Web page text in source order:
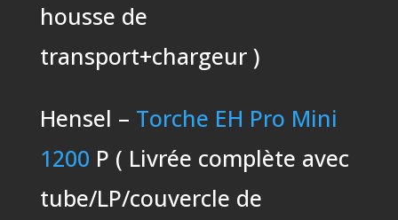
housse de
transport+chargeur )
Hensel – Torche EH Pro Mini
1200 P ( Livrée complète avec
tube/LP/couvercle de